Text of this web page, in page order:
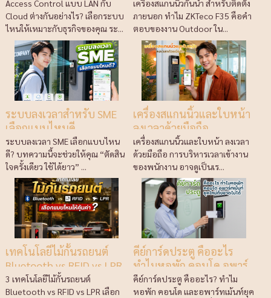
Access Control แบบ LAN กับ
Cloud ต่างกันอย่างไร? เลือกระบบ
ไหนให้เหมาะกับธุรกิจของคุณ ระ...
เครื่องสแกนนิ้วกันน้ำ สำหรับติดตั้ง
ภายนอก ทำไม ZKTeco F35 คือคำ
ตอบของงาน Outdoor ใน...
ระบบลงเวลาสำหรับ SME
เลือกแบบไหนดี
ระบบลงเวลา SME เลือกแบบไหน
ดี? บทความนี้จะช่วยให้คุณ “ตัดสิน
ใจครั้งเดียว ใช้ได้ยาว” ...
เครื่องสแกนนิ้วและใบหน้า
ลงเวลาด้วยมือถือ
เครื่องสแกนนิ้วและใบหน้า ลงเวลา
ด้วยมือถือ การบริหารเวลาเข้างาน
ของพนักงาน อาจดูเป็นเร...
เทคโนโลยีไม้กั้นรถยนต์
Bluetooth vs RFID vs LPR
เลือกแบบไหนให้คุ้มค่า
3 เทคโนโลยีไม้กั้นรถยนต์
Bluetooth vs RFID vs LPR เลือก
คีย์การ์ดประตู คืออะไร
ทำไมหอพัก คอนโด อพาร์
ทเม้นท์ยุคใหม่ถึงขาดไม่ได้
คีย์การ์ดประตู คืออะไร? ทำไม
หอพัก คอนโด และอพาร์ทเม้นท์ยุค